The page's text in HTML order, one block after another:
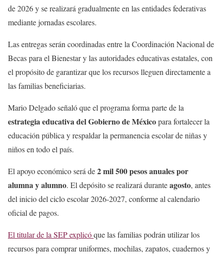
de 2026 y se realizará gradualmente en las entidades federativas
mediante jornadas escolares.
Las entregas serán coordinadas entre la Coordinación Nacional de
Becas para el Bienestar y las autoridades educativas estatales, con
el propósito de garantizar que los recursos lleguen directamente a
las familias beneficiarias.
Mario Delgado señaló que el programa forma parte de la
estrategia educativa del Gobierno de Méxicopara fortalecer la
educación pública y respaldar la permanencia escolar de niñas y
niños en todo el país.
El apoyo económico será de2 mil 500 pesos anuales por
alumna y alumno. El depósito se realizará duranteagosto, antes
del inicio del ciclo escolar 2026-2027, conforme al calendario
oficial de pagos.
El titular de la SEP explicóque las familias podrán utilizar los
recursos para comprar uniformes, mochilas, zapatos, cuadernos y